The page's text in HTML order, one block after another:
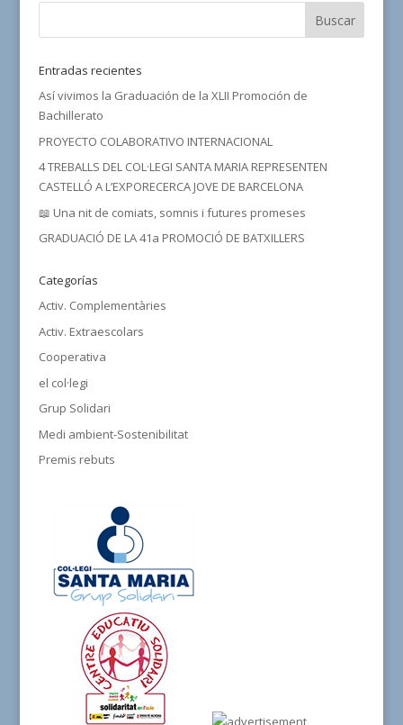
Entradas recientes
Así vivimos la Graduación de la XLII Promoción de
Bachillerato
PROYECTO COLABORATIVO INTERNACIONAL
4 TREBALLS DEL COL·LEGI SANTA MARIA REPRESENTEN
CASTELLÓ A L’EXPORECERCA JOVE DE BARCELONA
📖 Una nit de comiats, somnis i futures promeses
GRADUACIÓ DE LA 41a PROMOCIÓ DE BATXILLERS
Categorías
Activ. Complementàries
Activ. Extraescolars
Cooperativa
el col·legi
Grup Solidari
Medi ambient-Sostenibilitat
Premis rebuts